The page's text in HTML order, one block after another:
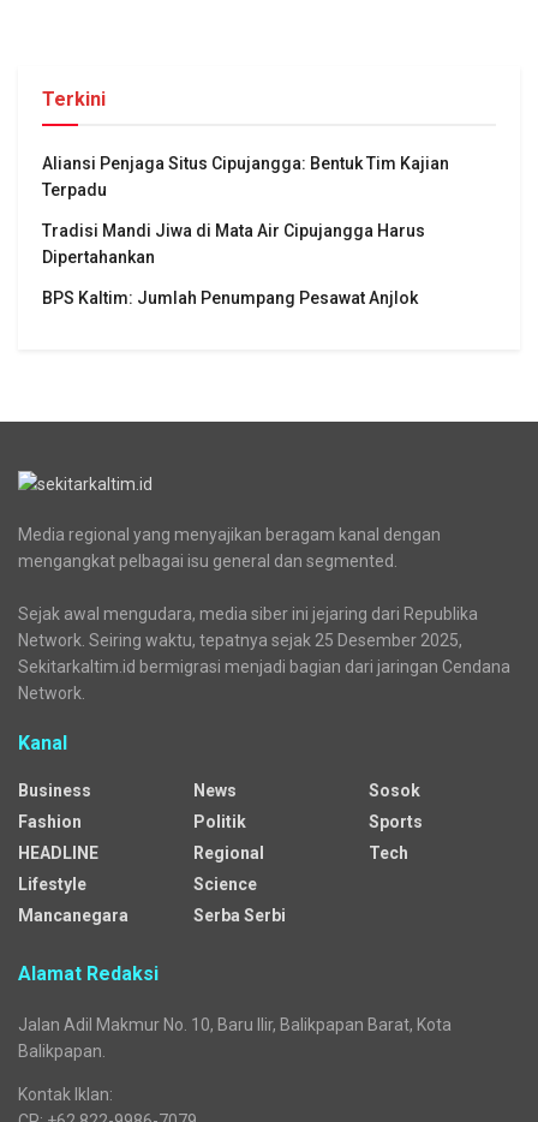
Terkini
Aliansi Penjaga Situs Cipujangga: Bentuk Tim Kajian
Terpadu
Tradisi Mandi Jiwa di Mata Air Cipujangga Harus
Dipertahankan
BPS Kaltim: Jumlah Penumpang Pesawat Anjlok
Media regional yang menyajikan beragam kanal dengan
mengangkat pelbagai isu general dan segmented.
Sejak awal mengudara, media siber ini jejaring dari Republika
Network. Seiring waktu, tepatnya sejak 25 Desember 2025,
Sekitarkaltim.id bermigrasi menjadi bagian dari jaringan Cendana
Network.
Kanal
Business
Fashion
HEADLINE
Lifestyle
Mancanegara
News
Politik
Regional
Science
Serba Serbi
Sosok
Sports
Tech
Alamat Redaksi
Jalan Adil Makmur No. 10, Baru Ilir, Balikpapan Barat, Kota
Balikpapan.
Kontak Iklan: